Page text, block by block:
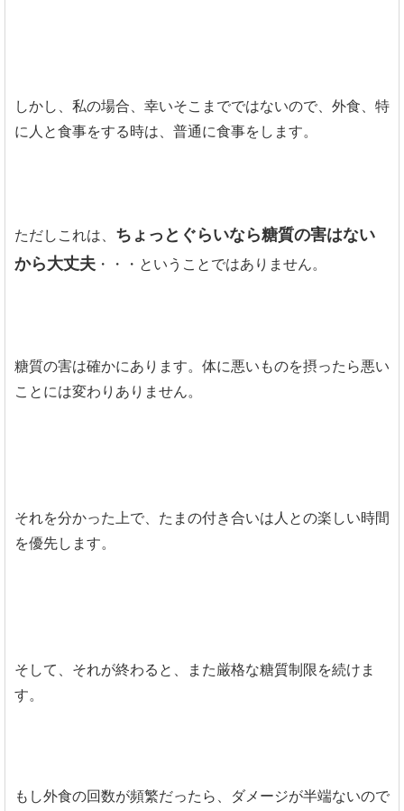
しかし、私の場合、幸いそこまでではないので、外食、特
に人と食事をする時は、普通に食事をします。
ただしこれは、 ちょっとぐらいなら糖質の害はない
から大丈夫 ・・・ということではありません。
糖質の害は確かにあります。体に悪いものを摂ったら悪い
ことには変わりありません。
それを分かった上で、たまの付き合いは人との楽しい時間
を優先します。
そして、それが終わると、また厳格な糖質制限を続けま
す。
もし外食の回数が頻繁だったら、ダメージが半端ないので